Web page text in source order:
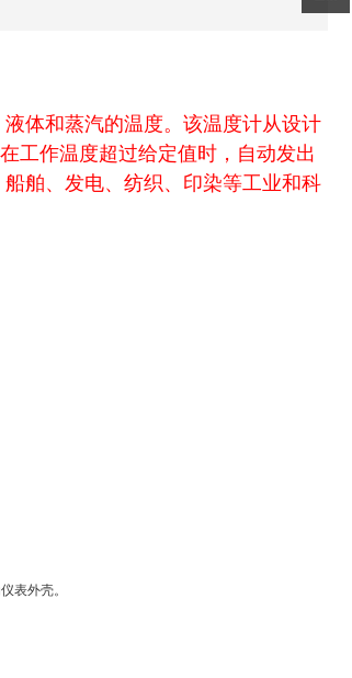
体和蒸汽的温度。该温度计从设计
工作温度超过给定值时，自动发出
舶、发电、纺织、印染等工业和科
表外壳。